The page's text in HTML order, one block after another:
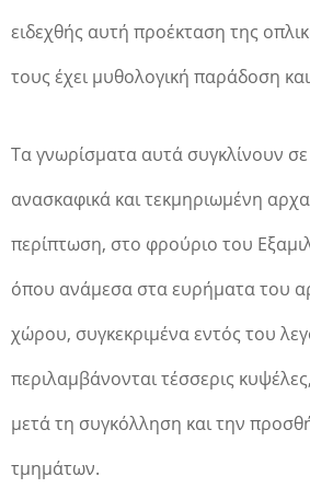
ειδεχθής αυτή προέκταση της
τους έχει μυθολογική παράδοση
Τα γνωρίσματα αυτά συγκλίνουν
ανασκαφικά και τεκμηριωμένη
περίπτωση, στο φρούριο του
όπου ανάμεσα στα ευρήματα του
χώρου, συγκεκριμένα εντός του
περιλαμβάνονται τέσσερις
μετά τη συγκόλληση και την
τμημάτων.